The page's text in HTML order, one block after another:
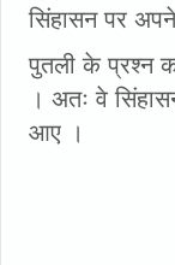
सिंहासन पर
पुतली के प्रश्न
। अतः वे
आए ।